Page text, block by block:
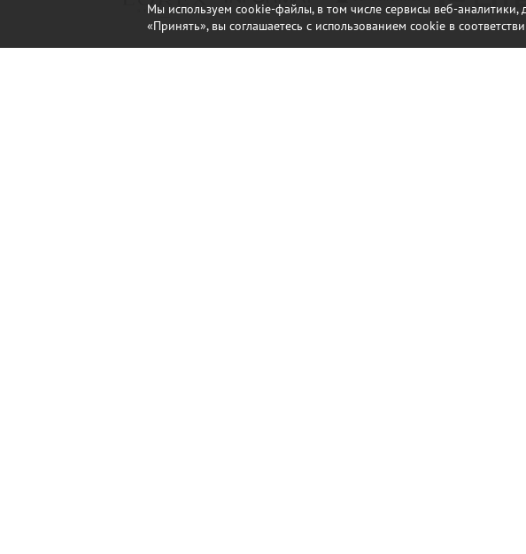
Мы используем cookie-файлы, в том числе сервисы веб-
«Принять», вы соглашаетесь с использованием cookie в